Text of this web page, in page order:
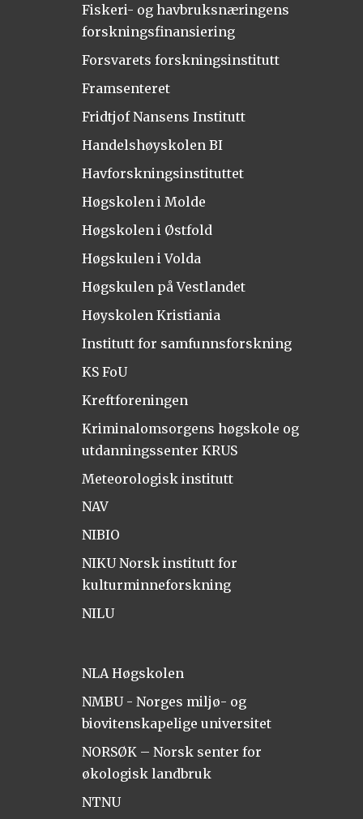
Fiskeri- og havbruksnæringens
forskningsfinansiering
Forsvarets forskningsinstitutt
Framsenteret
Fridtjof Nansens Institutt
Handelshøyskolen BI
Havforskningsinstituttet
Høgskolen i Molde
Høgskolen i Østfold
Høgskulen i Volda
Høgskulen på Vestlandet
Høyskolen Kristiania
Institutt for samfunnsforskning
KS FoU
Kreftforeningen
Kriminalomsorgens høgskole og
utdanningssenter KRUS
Meteorologisk institutt
NAV
NIBIO
NIKU Norsk institutt for
kulturminneforskning
NILU
NLA Høgskolen
NMBU - Norges miljø- og
biovitenskapelige universitet
NORSØK – Norsk senter for
økologisk landbruk
NTNU